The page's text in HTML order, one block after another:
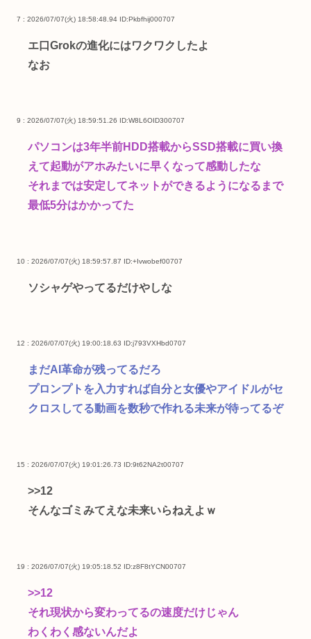
7 : 2026/07/07(火) 18:58:48.94 ID:Pkbfhij000707
エ口Grokの進化にはワクワクしたよ
なお
9 : 2026/07/07(火) 18:59:51.26 ID:W8L6OID300707
パソコンは3年半前HDD搭載からSSD搭載に買い換
えて起動がアホみたいに早くなって感動したな
それまでは安定してネットができるようになるまで
最低5分はかかってた
10 : 2026/07/07(火) 18:59:57.87 ID:+Ivwobef00707
ソシャゲやってるだけやしな
12 : 2026/07/07(火) 19:00:18.63 ID:j793VXHbd0707
まだAI革命が残ってるだろ
プロンプトを入力すれば自分と女優やアイドルがセ
クロスしてる動画を数秒で作れる未来が待ってるぞ
15 : 2026/07/07(火) 19:01:26.73 ID:9t62NA2t00707
>>12
そんなゴミみてえな未来いらねえよｗ
19 : 2026/07/07(火) 19:05:18.52 ID:z8F8tYCN00707
>>12
それ現状から変わってるの速度だけじゃん
わくわく感ないんだよ